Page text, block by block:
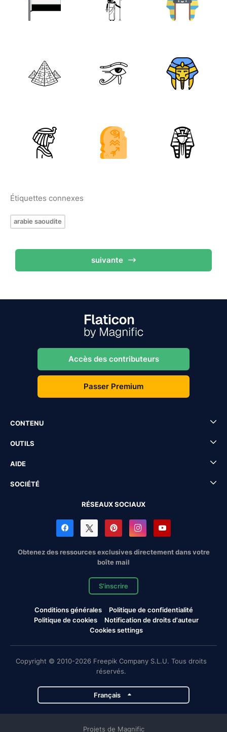
Étiquettes connexes
arabie saoudite
suivante
Accès des contributeurs
Passer Premium
CONTENU
OUTILS
AIDE
SOCIÉTÉ
RÉSEAUX SOCIAUX
Obtenez des ressources exclusives directement dans votre
boîte mail
S'inscrire
Conditions générales
Politique de confidentialité
Politique de cookies
Notification de droits d'auteur
Cookies settings
Copyright © 2010-2026 Freepik Company S.L.U. Tous droits
réservés.
Français
Projets de Magnific